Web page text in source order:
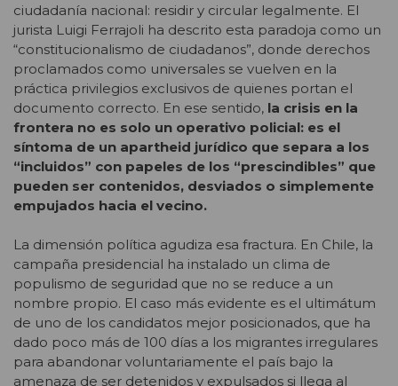
ciudadanía nacional: residir y circular legalmente. El
jurista Luigi Ferrajoli ha descrito esta paradoja como un
“constitucionalismo de ciudadanos”, donde derechos
proclamados como universales se vuelven en la
práctica privilegios exclusivos de quienes portan el
documento correcto. En ese sentido, la crisis en la
frontera no es solo un operativo policial: es el
síntoma de un apartheid jurídico que separa a los
“incluidos” con papeles de los “prescindibles” que
pueden ser contenidos, desviados o simplemente
empujados hacia el vecino.
La dimensión política agudiza esa fractura. En Chile, la
campaña presidencial ha instalado un clima de
populismo de seguridad que no se reduce a un
nombre propio. El caso más evidente es el ultimátum
de uno de los candidatos mejor posicionados, que ha
dado poco más de 100 días a los migrantes irregulares
para abandonar voluntariamente el país bajo la
amenaza de ser detenidos y expulsados si llega al